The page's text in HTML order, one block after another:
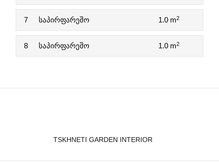
7 საპირფარეშო 1.0 m2
8 საპირფარეშო 1.0 m2
TSKHNETI GARDEN INTERIOR